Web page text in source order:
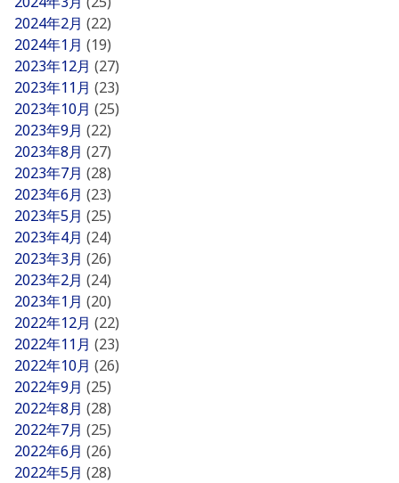
2024年2月 (22)
2024年1月 (19)
2023年12月 (27)
2023年11月 (23)
2023年10月 (25)
2023年9月 (22)
2023年8月 (27)
2023年7月 (28)
2023年6月 (23)
2023年5月 (25)
2023年4月 (24)
2023年3月 (26)
2023年2月 (24)
2023年1月 (20)
2022年12月 (22)
2022年11月 (23)
2022年10月 (26)
2022年9月 (25)
2022年8月 (28)
2022年7月 (25)
2022年6月 (26)
2022年5月 (28)